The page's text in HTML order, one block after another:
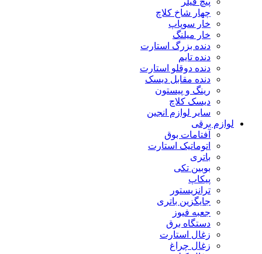
چهار شاخ کلاچ
خار سوپاپ
خار میلنگ
دنده بزرگ استارت
دنده تایم
دنده دوقلو استارت
دنده مقابل دیسک
رینگ و پیستون
دیسک کلاچ
سایر لوازم انجین
لوازم برقی
آفتامات بوق
اتوماتیک استارت
باتری
بوبین تکی
پیکاپ
ترانزیستور
جایگزین باتری
جعبه فیوز
دستگاه برق
زغال استارت
زغال چراغ